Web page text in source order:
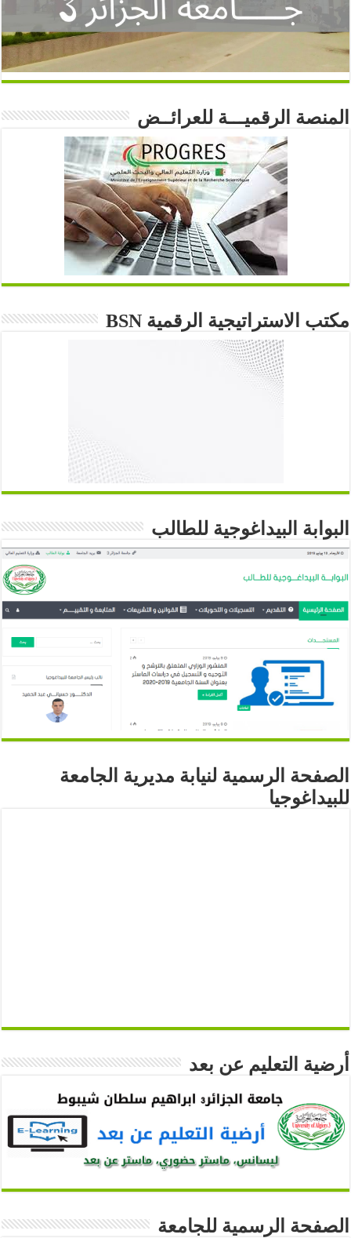
المنصة الرقميـــة للعرائــض
مكتب الاستراتيجية الرقمية BSN
البوابة البيداغوجية للطالب
الصفحة الرسمية لنيابة مديرية الجامعة
للبيداغوجيا
أرضية التعليم عن بعد
الصفحة الرسمية للجامعة